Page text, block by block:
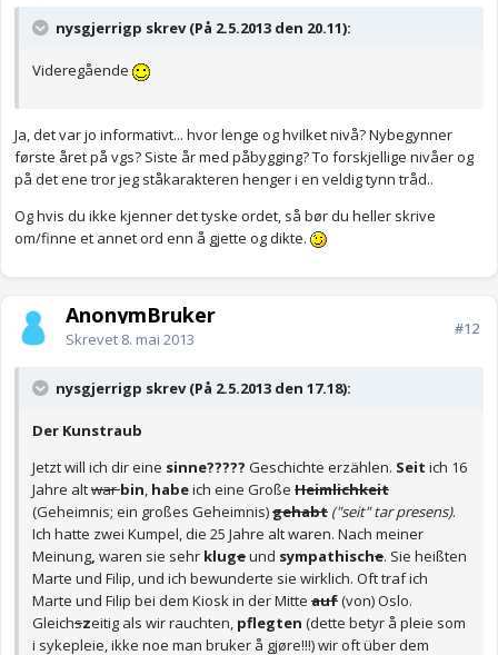
nysgjerrigp skrev (På 2.5.2013 den 20.11):
Videregående
Ja, det var jo informativt... hvor lenge og hvilket nivå? Nybegynner
første året på vgs? Siste år med påbygging? To forskjellige nivåer og
på det ene tror jeg ståkarakteren henger i en veldig tynn tråd..
Og hvis du ikke kjenner det tyske ordet, så bør du heller skrive
om/finne et annet ord enn å gjette og dikte.
AnonymBruker
Skrevet 8. mai 2013
#12
nysgjerrigp skrev (På 2.5.2013 den 17.18):
Der Kunstraub
Jetzt will ich dir eine sinne????? Geschichte erzählen. Seit ich 16
Jahre altwarbin, habeich eine Große Heimlichkeit
(Geheimnis; ein großes Geheimnis)gehabt ("seit" tar presens).
Ich hatte zwei Kumpel, die 25 Jahre alt waren. Nach meiner
Meinung, waren sie sehr klugeund sympathische. Sie heißten
Marte und Filip, und ich bewunderte sie wirklich. Oft traf ich
Marte und Filip bei dem Kiosk in der Mitte auf(von) Oslo.
Gleichszeitig als wir rauchten, pflegten (dette betyr å pleie som
i sykepleie, ikke noe man bruker å gjøre!!!) wir oft über dem